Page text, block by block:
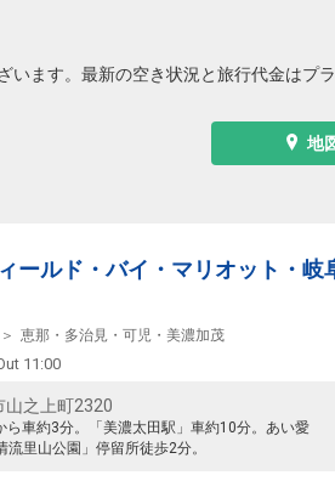
います。最新の空き状況と旅行代金はプ
地
ールド・バイ・マリオット・岐
恵那・多治見・可児・美濃加茂
11:00
山之上町2320
ら車約3分。「美濃太田駅」車約10分。あい愛
流里山公園」停留所徒歩2分。